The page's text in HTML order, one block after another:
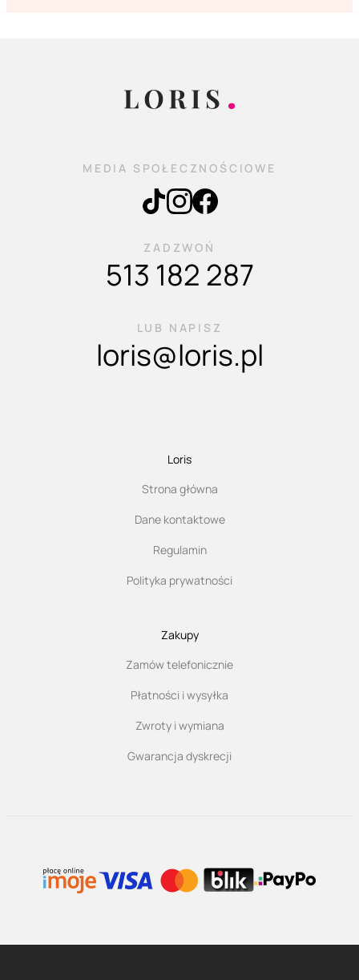
MEDIA SPOŁECZNOŚCIOWE
ZADZWOŃ
513 182 287
LUB NAPISZ
loris@loris.pl
Loris
Strona główna
Dane kontaktowe
Regulamin
Polityka prywatności
Zakupy
Zamów telefonicznie
Płatności i wysyłka
Zwroty i wymiana
Gwarancja dyskrecji